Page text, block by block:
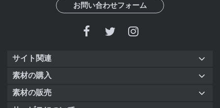
お問い合わせフォーム
サイト関連
素材の購入
素材の販売